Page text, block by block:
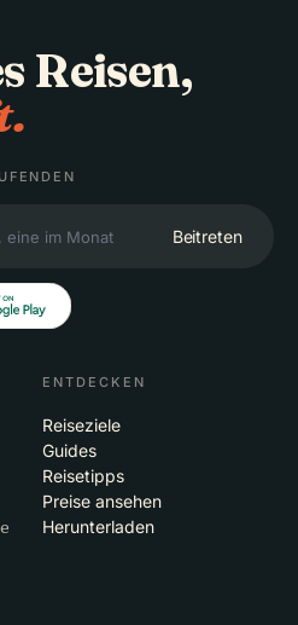
Reisen,
Beitreten
ENTDECKEN
Reiseziele
Guides
Reisetipps
Preise ansehen
Herunterladen